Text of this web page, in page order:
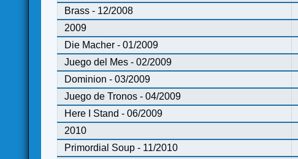
Brass - 12/2008
2009
Die Macher - 01/2009
Juego del Mes - 02/2009
Dominion - 03/2009
Juego de Tronos - 04/2009
Here I Stand - 06/2009
2010
Primordial Soup - 11/2010